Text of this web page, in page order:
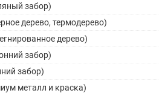
забор)
дерево, термодерево)
дерево)
забор)
забор)
металл и краска)